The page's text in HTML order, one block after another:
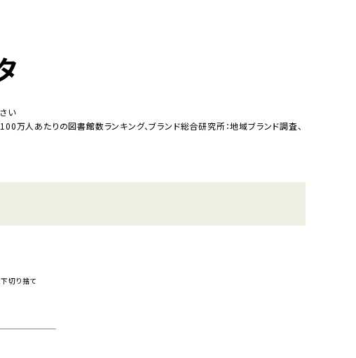
い
人あたりの図書館数ランキング、ブランド総合研究所：地域ブランド調査、
切り捨て